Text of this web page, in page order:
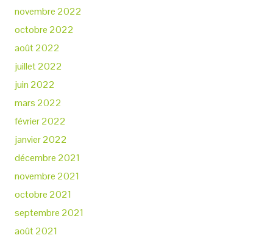
novembre 2022
octobre 2022
août 2022
juillet 2022
juin 2022
mars 2022
février 2022
janvier 2022
décembre 2021
novembre 2021
octobre 2021
septembre 2021
août 2021